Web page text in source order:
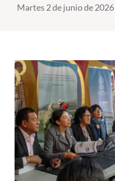
Admisión
Formación Continua
Estudiantes
Académicos
Funcionarios
Alumni
Martes 2 de junio de 2026